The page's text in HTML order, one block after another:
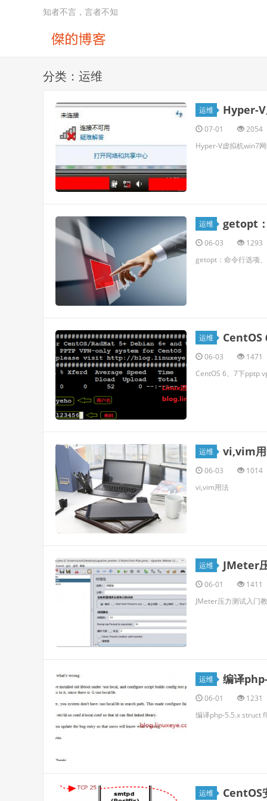
知者不言，言者不知
分类：运维
运维 Hyper-
07-01
2054
Hyper-V虚拟机win7
运维 getopt
06-03
1293
getopt：命令行选项
运维 CentOS
06-03
1471
CentOS 6、7下pptp
运维 vi,vim
06-03
1014
vi,vim用法
运维 JMeter
06-01
1411
JMeter压力测试入门
运维 编译
06-01
1231
编译php-5.5.x struct
运维 CentOS